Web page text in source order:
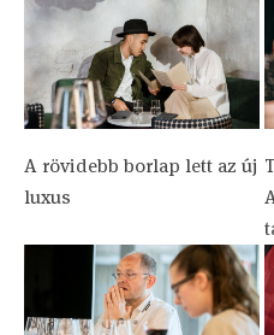
A rövidebb borlap lett az új
luxus